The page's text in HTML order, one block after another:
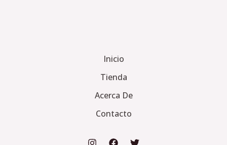
Inicio
Tienda
Acerca De
Contacto